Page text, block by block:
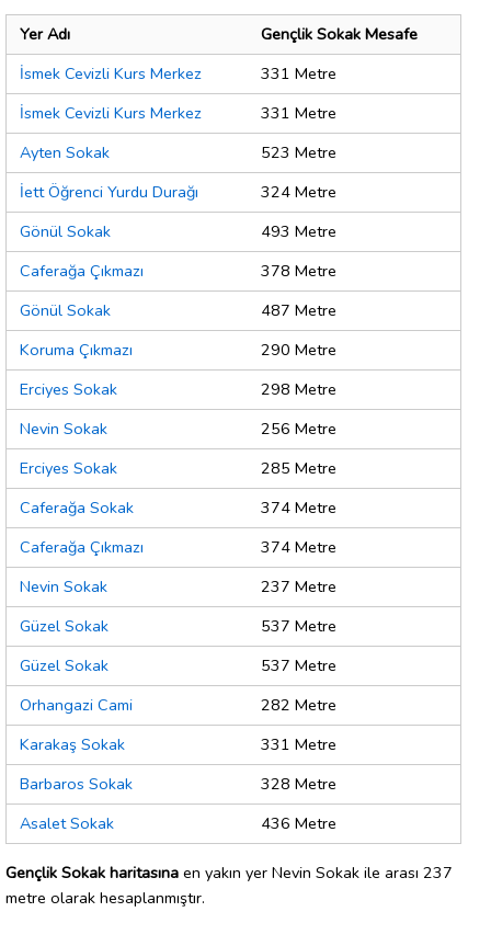
Yer Adı
Gençlik Sokak Mesafe
İsmek Cevizli Kurs Merkez
331 Metre
İsmek Cevizli Kurs Merkez
331 Metre
Ayten Sokak
523 Metre
İett Öğrenci Yurdu Durağı
324 Metre
Gönül Sokak
493 Metre
Caferağa Çıkmazı
378 Metre
Gönül Sokak
487 Metre
Koruma Çıkmazı
290 Metre
Erciyes Sokak
298 Metre
Nevin Sokak
256 Metre
Erciyes Sokak
285 Metre
Caferağa Sokak
374 Metre
Caferağa Çıkmazı
374 Metre
Nevin Sokak
237 Metre
Güzel Sokak
537 Metre
Güzel Sokak
537 Metre
Orhangazi Cami
282 Metre
Karakaş Sokak
331 Metre
Barbaros Sokak
328 Metre
Asalet Sokak
436 Metre
Gençlik Sokak haritasına en yakın yer Nevin Sokak ile arası 237
metre olarak hesaplanmıştır.